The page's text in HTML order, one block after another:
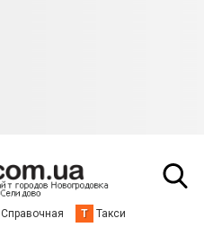
Справочная Т Такси